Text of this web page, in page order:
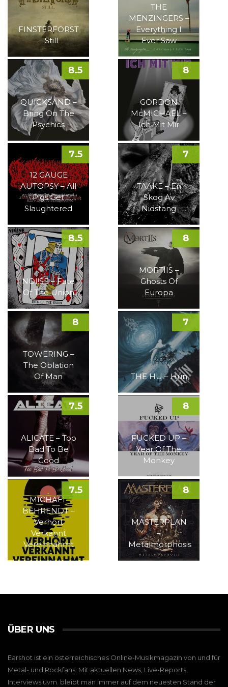
FINSTERFORST
– Still
THE
MENZINGERS –
Everything I
Ever Saw
QUICKSAND –
Bring On The
Psychics
8.5
GORDON
McMICHAEL –
Ich Mit Mir
8
12 GAUGE
AUTOPSY – All
Pigs Get
Slaughtered
7.5
TAAKE – En
Skog Av
Nidstang
7
NOI!SE – Fate
Of The Union
8.5
MORTIIS –
Ghosts Of
Europa
8
TOWERING –
The Oblation
Of Man
8
THE HU – Hun
7
ALICATE – Too
Bad To Be
Good
7.5
FUCKED UP –
Year Of The
Monkey
8
MICHAEL
BEHRENDT –
Verhört
Verkannt
Vereinnahmt
7.5
MASTERPLAN
–
Metalmorphosis
8
ÜBER UNS
Earshot ist ein österreichisches Online-Musikmagazin von und für
Metal- und Rockfans. Mit aktuellen News, Live-Reports,
Interviews uvm. bleibt man immer auf dem neuesten Stand der